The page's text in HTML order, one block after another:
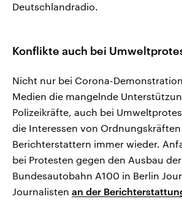
Deutschlandradio.
Konflikte auch bei
Nicht nur bei Corona-
Medien die mangelnde
Polizeikräfte, auch bei
die Interessen von
Berichterstattern immer wieder.
bei Protesten gegen den Ausbau der
Bundesautobahn A100 in Berlin
Journalisten an der